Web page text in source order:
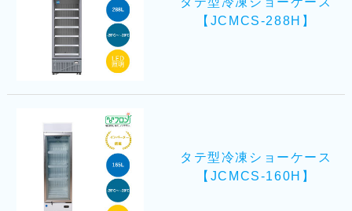
【JCMCS-288H】
タテ型冷凍ショーケース
【JCMCS-160H】